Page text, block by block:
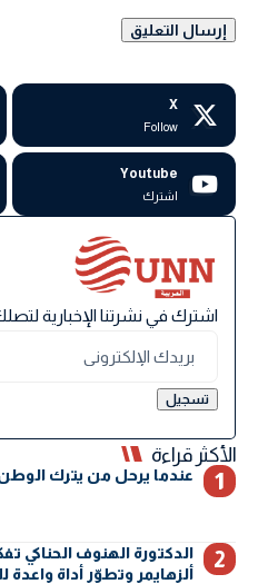
X
Follow
Youtube
اشترك
اشترك في نشرتنا الإخبارية
الأكثر قراءة
عندما يرحل من يترك الوطن
الدكتورة الهنوف الحناكي
ألزهايمر وتطوّر أداة واعدة